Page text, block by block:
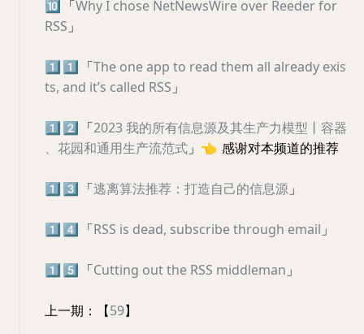
🔟 「Why I chose NetNewsWire over Reeder for
RSS」
1️⃣1️⃣ 「The one app to read them all already exis
ts, and it’s called RSS」
1️⃣ 2️⃣ 「2023 我的所有信息源及其生产力模型丨容器
、花园和通用生产流范式」 👈 感谢对本频道的推荐
1️⃣3️⃣ 「逃离算法推荐：打造自己的信息源」
1️⃣ 4️⃣ 「RSS is dead, subscribe through email」
1️⃣5️⃣ 「Cutting out the RSS middleman」
上一期：【59】